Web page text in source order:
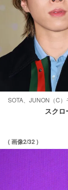
SOTA、JUNON（C）
スクロ
( 画像2/32 )